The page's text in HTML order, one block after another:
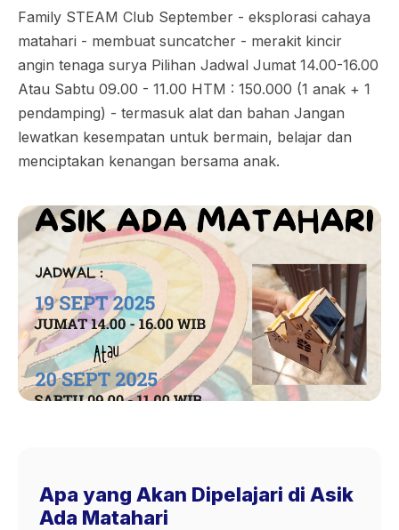
Family STEAM Club September - eksplorasi cahaya
matahari - membuat suncatcher - merakit kincir
angin tenaga surya Pilihan Jadwal Jumat 14.00-16.00
Atau Sabtu 09.00 - 11.00 HTM : 150.000 (1 anak + 1
pendamping) - termasuk alat dan bahan Jangan
lewatkan kesempatan untuk bermain, belajar dan
menciptakan kenangan bersama anak.
Apa yang Akan Dipelajari di Asik
Ada Matahari